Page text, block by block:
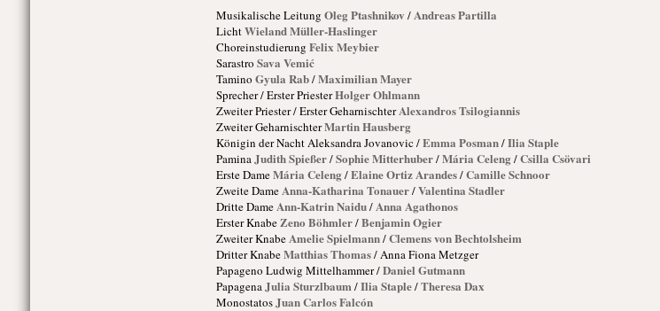
Musikalische Leitung Oleg Ptashnikov /Andreas Partilla
LichtWieland Müller-Haslinger
Choreinstudierung Felix Meybier
Sarastro Sava Vemić
Tamino Gyula Rab/Maximilian Mayer
Sprecher / Erster PriesterHolger Ohlmann
Zweiter Priester / Erster GeharnischterAlexandros Tsilogiannis
Zweiter GeharnischterMartin Hausberg
Königin der NachtAleksandra Jovanovic /Emma Posman/Ilia Staple
PaminaJudith Spießer/Sophie Mitterhuber/Mária Celeng/Csilla Csövari
Erste DameMária Celeng/Elaine Ortiz Arandes/Camille Schnoor
Zweite DameAnna-Katharina Tonauer/Valentina Stadler
Dritte DameAnn-Katrin Naidu/Anna Agathonos
Erster KnabeZeno Böhmler/Benjamin Ogier
Zweiter KnabeAmelie Spielmann/Clemens von Bechtolsheim
Dritter KnabeMatthias Thomas/ Anna Fiona Metzger
Papageno Ludwig Mittelhammer /Daniel Gutmann
PapagenaJulia Sturzlbaum/Ilia Staple/Theresa Dax
MonostatosJuan Carlos Falcón